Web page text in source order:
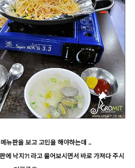
뉴판을 보고 고민을 해야하는데 ..
에 낙지?! 라고 물어보시면서 바로 가져다 주시